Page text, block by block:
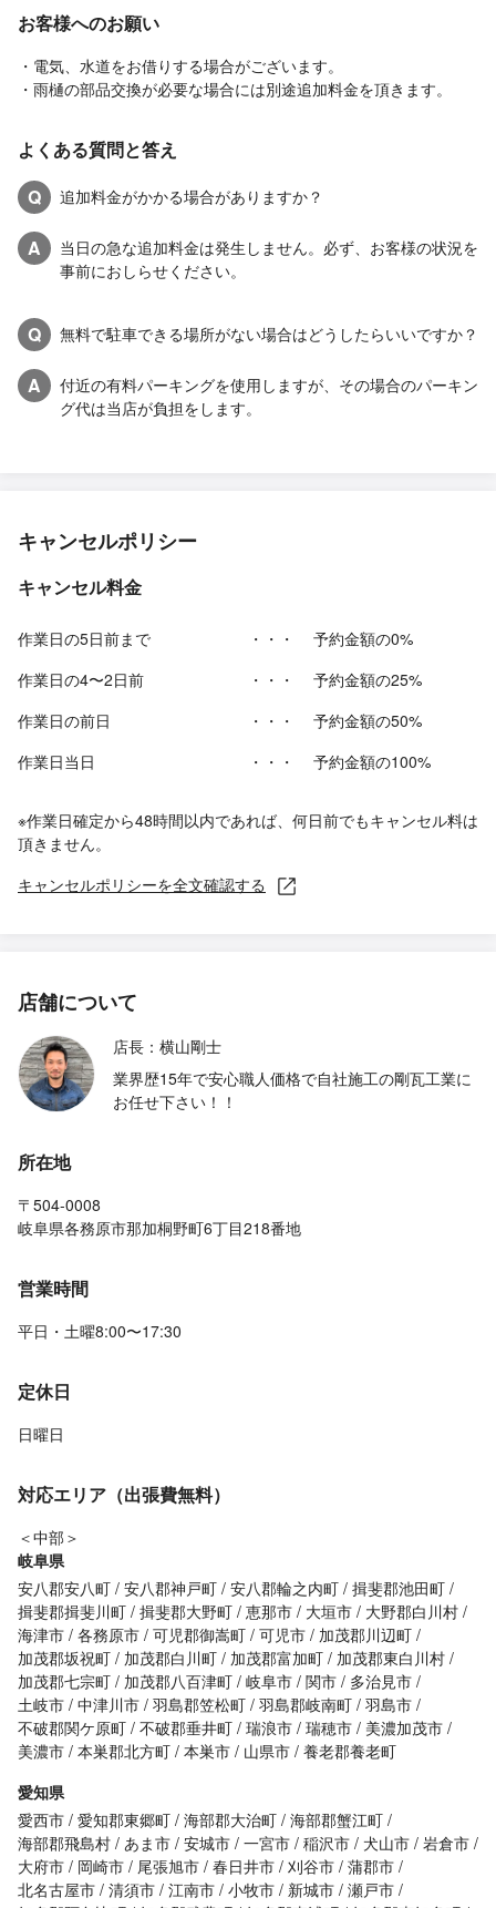
お客様へのお願い
・電気、水道をお借りする場合がございます。
・雨樋の部品交換が必要な場合には別途追加料金を頂きます。
よくある質問と答え
Q
追加料金がかかる場合がありますか？
A
当日の急な追加料金は発生しません。必ず、お客様の状況を
事前におしらせください。
Q 無料で駐車できる場所がない場合はどうしたらいいですか？
A
付近の有料パーキングを使用しますが、その場合のパーキン
グ代は当店が負担をします。
キャンセルポリシー
キャンセル料金
作業日の5日前まで ・・・
予約金額の0%
作業日の4〜2日前
・・・
予約金額の25%
作業日の前日
・・・
予約金額の50%
作業日当日
・・・ 予約金額の100%
※作業日確定から48時間以内であれば、何日前でもキャンセル料は
頂きません。
キャンセルポリシーを全文確認する
店舗について
店長：横山剛士
業界歴15年で安心職人価格で自社施工の剛瓦工業に
お任せ下さい！！
所在地
〒504-0008
岐阜県各務原市那加桐野町6丁目218番地
営業時間
平日・土曜8:00〜17:30
定休日
日曜日
対応エリア（出張費無料）
＜中部＞
岐阜県
安八郡安八町 安八郡神戸町 安八郡輪之内町 揖斐郡池田町
揖斐郡揖斐川町 揖斐郡大野町 恵那市 大垣市
大野郡白川村
海津市 各務原市 可児郡御嵩町 可児市
加茂郡川辺町
加茂郡坂祝町
加茂郡白川町 加茂郡富加町
加茂郡東白川村
加茂郡七宗町
加茂郡八百津町 岐阜市 関市
多治見市
土岐市 中津川市 羽島郡笠松町 羽島郡岐南町 羽島市
不破郡関ケ原町 不破郡垂井町 瑞浪市 瑞穂市
美濃加茂市
美濃市 本巣郡北方町 本巣市 山県市 養老郡養老町
愛知県
愛西市 愛知郡東郷町 海部郡大治町 海部郡蟹江町
海部郡飛島村 あま市 安城市 一宮市 稲沢市 犬山市 岩倉市
大府市
岡崎市 尾張旭市 春日井市 刈谷市 蒲郡市
北名古屋市 清須市 江南市 小牧市 新城市 瀬戸市